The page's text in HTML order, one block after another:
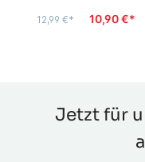
12,99 €* 10,90 €*
Jetzt für